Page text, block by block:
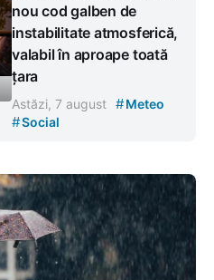
nou cod galben de
instabilitate atmosferică,
valabil în aproape toată
țara
Astăzi, 7 august #Meteo
#Social